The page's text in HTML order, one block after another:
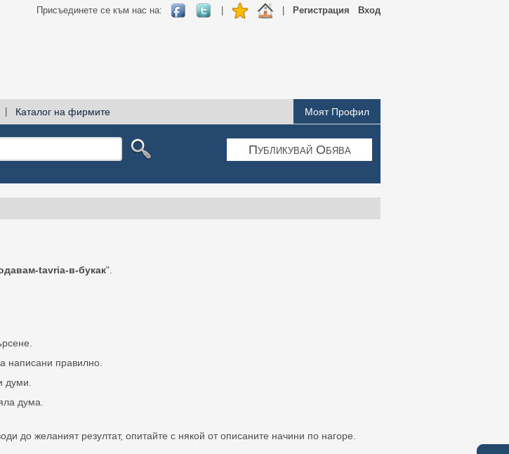
Вход
Регистрация
Присъединете се към нас на:
Каталог на фирмите Моят Профил
Публикувай Обява
tavria-в-букак".
написани правилно.
думи.
дума.
до желаният резултат, опитайте с някой от описаните начини по нагоре.